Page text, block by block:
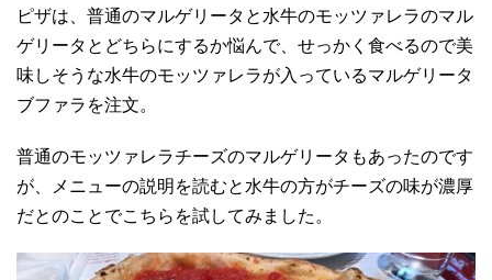
ピザは、普通のマルゲリータと水牛のモッツァレラのマル
ゲリータとどちらにするか悩んで、せっかく食べるので美
味しそうな水牛のモッツァレラが入っているマルゲリータ
ブファラを注文。
普通のモッツァレラチーズのマルゲリータもあったのです
が、メニューの説明を読むと水牛の方がチーズの味が濃厚
だとのことでこちらを試してみました。